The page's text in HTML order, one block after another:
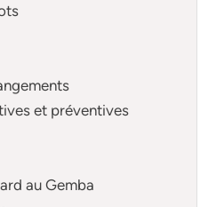
et préventives
au Gemba